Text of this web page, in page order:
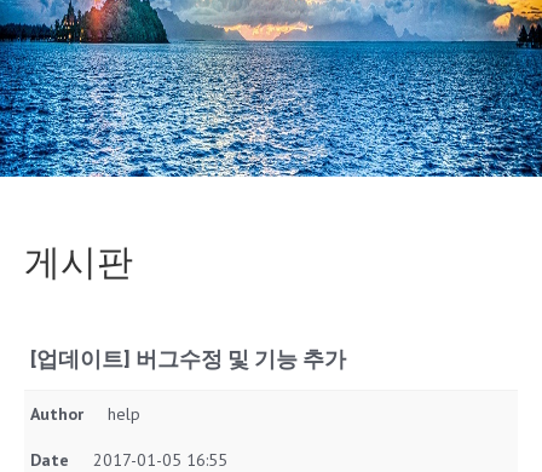
게시판
[업데이트] 버그수정 및 기능 추가
Author help
Date 2017-01-05 16:55